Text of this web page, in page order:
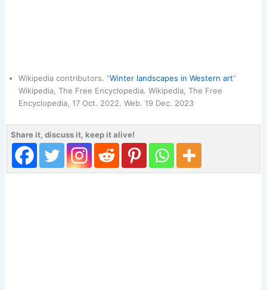
Wikipedia contributors. “Winter landscapes in Western art”
Wikipedia, The Free Encyclopedia. Wikipedia, The Free
Encyclopedia, 17 Oct. 2022. Web. 19 Dec. 2023
Share it, discuss it, keep it alive!